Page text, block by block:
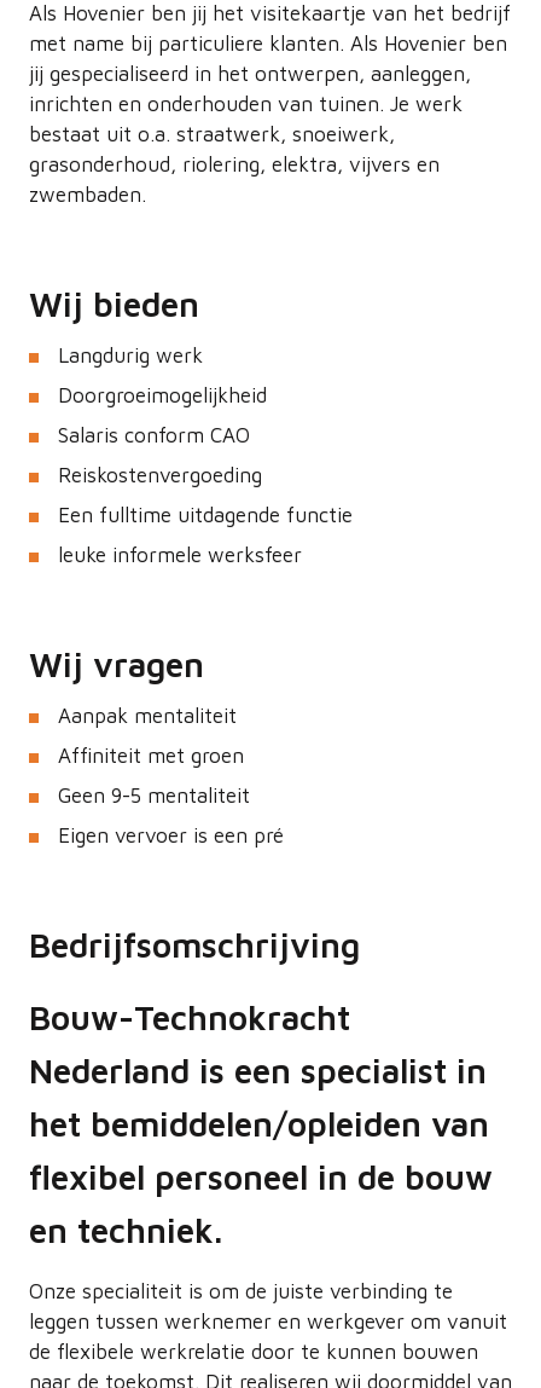
Als Hovenier ben jij het visitekaartje van het bedrijf
met name bij particuliere klanten. Als Hovenier ben
jij gespecialiseerd in het ontwerpen, aanleggen,
inrichten en onderhouden van tuinen. Je werk
bestaat uit o.a. straatwerk, snoeiwerk,
grasonderhoud, riolering, elektra, vijvers en
zwembaden.
Wij bieden
Langdurig werk
Doorgroeimogelijkheid
Salaris conform CAO
Reiskostenvergoeding
Een fulltime uitdagende functie
leuke informele werksfeer
Wij vragen
Aanpak mentaliteit
Affiniteit met groen
Geen 9-5 mentaliteit
Eigen vervoer is een pré
Bedrijfsomschrijving
Bouw-Technokracht
Nederland is een specialist in
het bemiddelen/opleiden van
flexibel personeel in de bouw
en techniek.
Onze specialiteit is om de juiste verbinding te
leggen tussen werknemer en werkgever om vanuit
de flexibele werkrelatie door te kunnen bouwen
naar de toekomst. Dit realiseren wij doormiddel van